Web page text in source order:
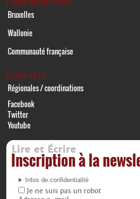
Bruxelles
Wallonie
Communauté française
Contacts
Régionales / coordinations
Facebook
Twitter
Youtube
Lire et Écrire
Inscription à la
Infos de confidentialité
Je ne suis pas un robot